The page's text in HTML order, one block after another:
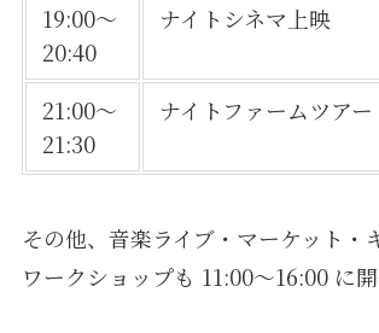
19:00〜
20:40
ナイトシネマ上映
21:00〜
21:30
ナイトファームツアー
その他、音楽ライブ・マーケット・
ワークショップも 11:00〜16:00 に開